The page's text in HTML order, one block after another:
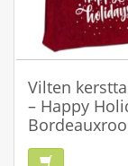
Vilten
– Happy